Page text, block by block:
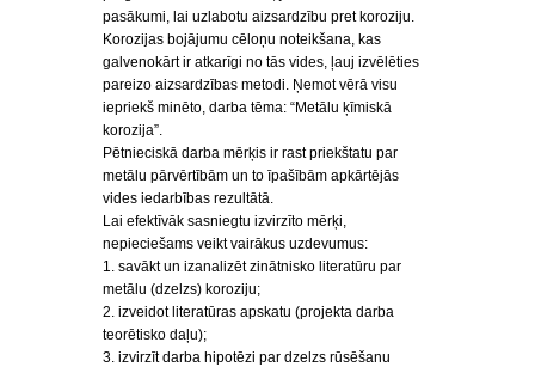
pasākumi, lai uzlabotu aizsardzību pret koroziju.
Korozijas bojājumu cēloņu noteikšana, kas
galvenokārt ir atkarīgi no tās vides, ļauj izvēlēties
pareizo aizsardzības metodi. Ņemot vērā visu
iepriekš minēto, darba tēma: “Metālu ķīmiskā
korozija”.
Pētnieciskā darba mērķis ir rast priekštatu par
metālu pārvērtībām un to īpašībām apkārtējās
vides iedarbības rezultātā.
Lai efektīvāk sasniegtu izvirzīto mērķi,
nepieciešams veikt vairākus uzdevumus:
1. savākt un izanalizēt zinātnisko literatūru par
metālu (dzelzs) koroziju;
2. izveidot literatūras apskatu (projekta darba
teorētisko daļu);
3. izvirzīt darba hipotēzi par dzelzs rūsēšanu